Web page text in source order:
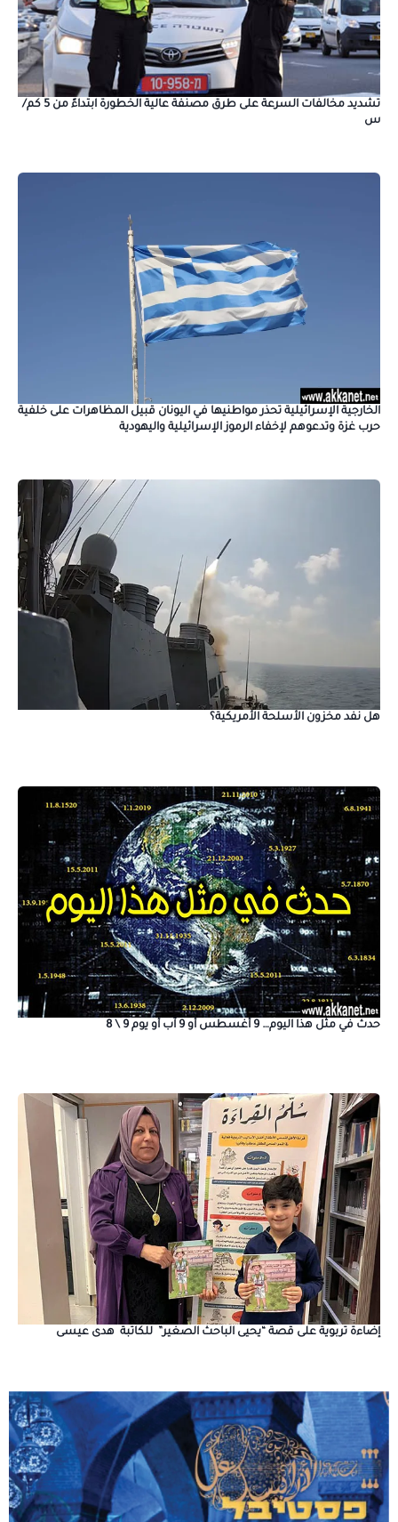
تشديد مخالفات السرعة على طرق مصنفة عالية الخطورة ابتداءً من 5 كم/
س
الخارجية الإسرائيلية تحذر مواطنيها في اليونان قبيل المظاهرات على خلفية
حرب غزة وتدعوهم لإخفاء الرموز الإسرائيلية واليهودية
هل نفد مخزون الأسلحة الأمريكية؟
حدث في مثل هذا اليوم… 9 أغسطس أو 9 آب أو يوم 9 \ 8
إضاءة تربوية على قصة “يحيى الباحث الصغير” للكاتبة هدى عيسى